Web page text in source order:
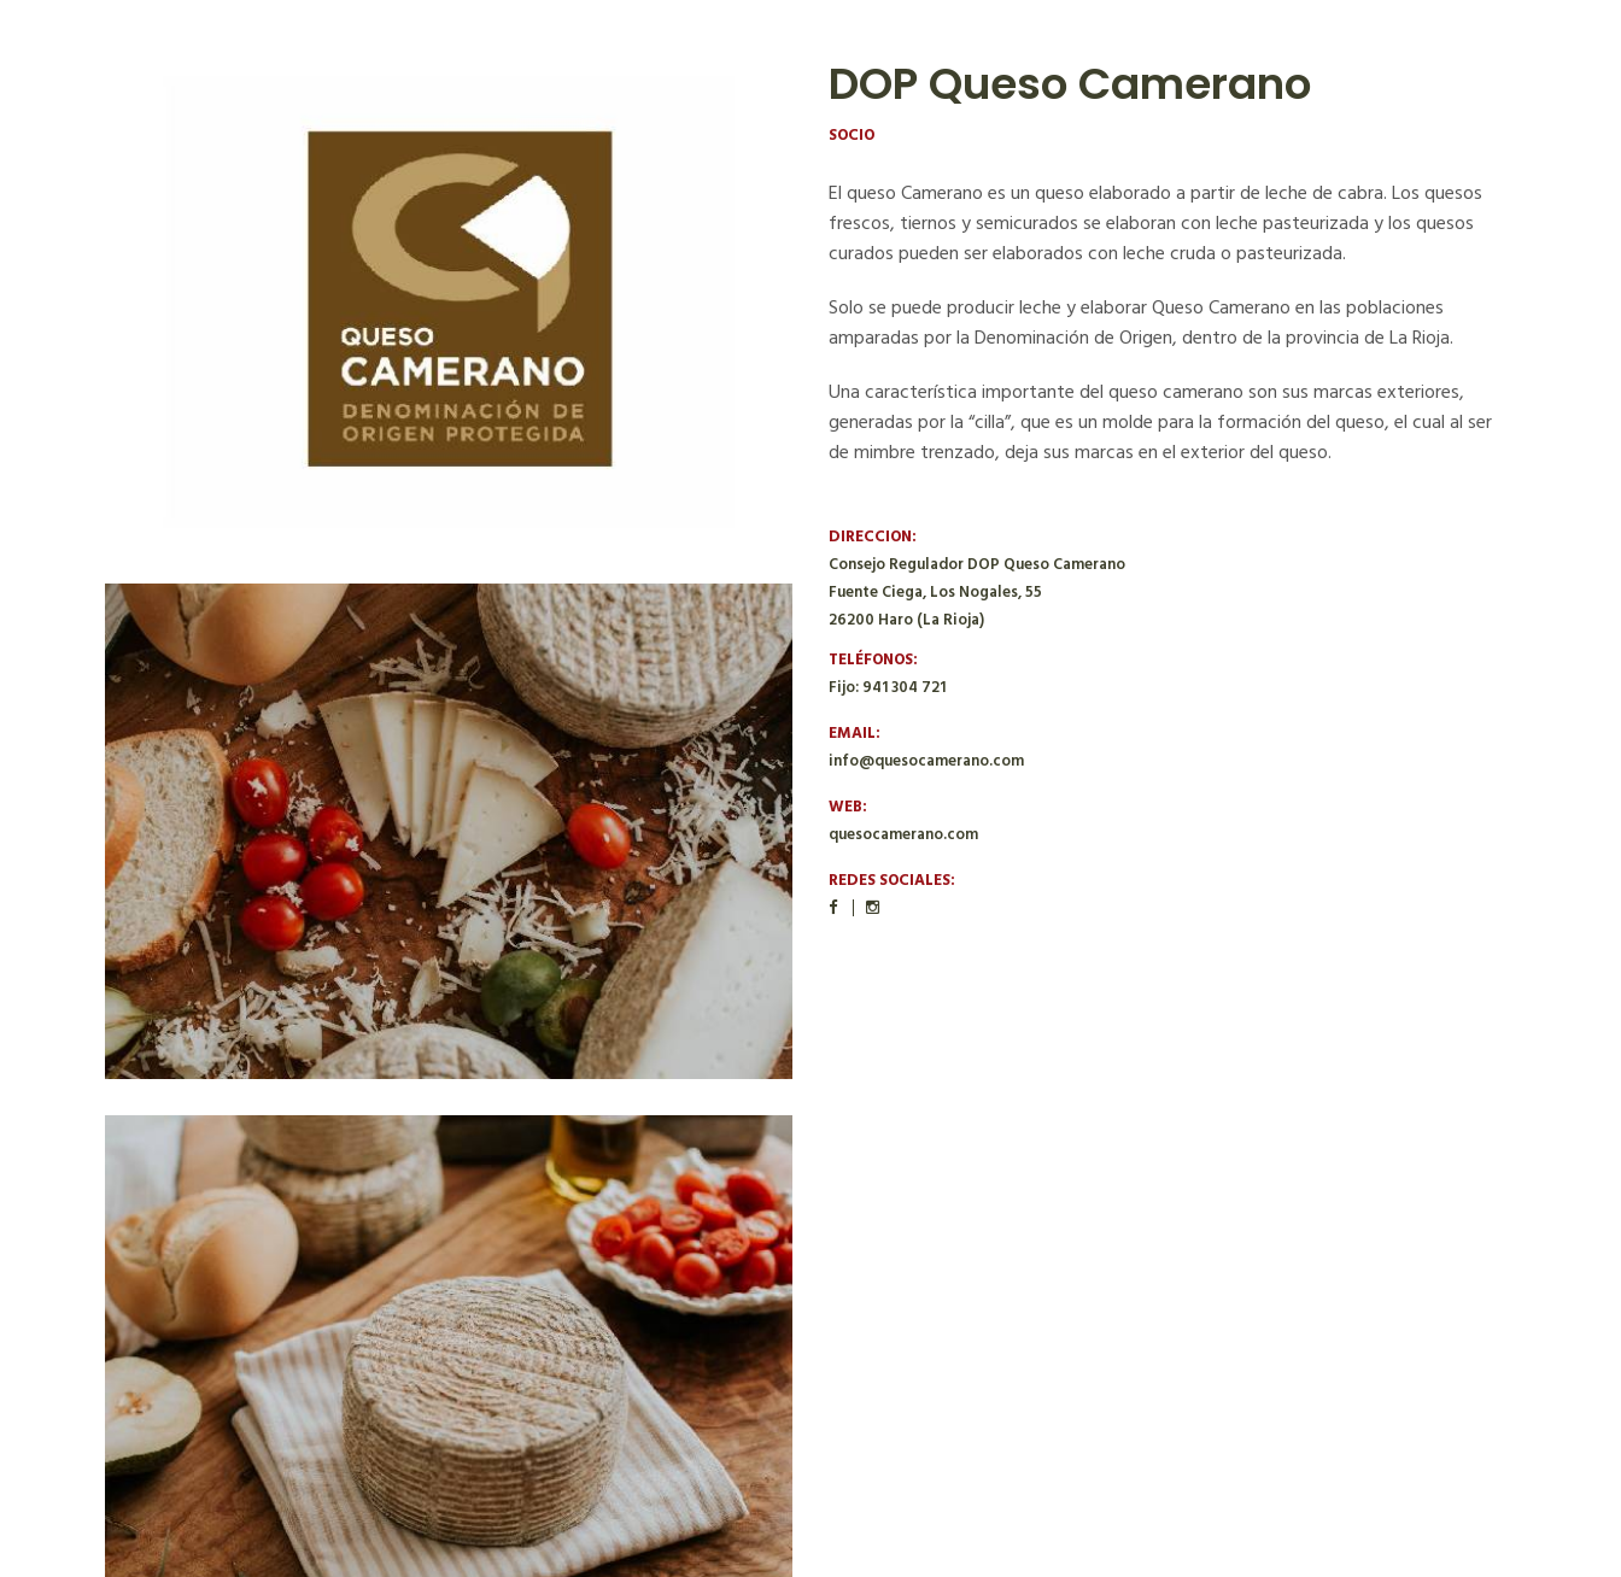
DOP Queso Camerano
SOCIO
El queso Camerano es un queso elaborado a partir de leche de cabra. Los quesos
frescos, tiernos y semicurados se elaboran con leche pasteurizada y los quesos
curados pueden ser elaborados con leche cruda o pasteurizada.
Solo se puede producir leche y elaborar Queso Camerano en las poblaciones
amparadas por la Denominación de Origen, dentro de la provincia de La Rioja.
Una característica importante del queso camerano son sus marcas exteriores,
generadas por la “cilla”, que es un molde para la formación del queso, el cual al ser
de mimbre trenzado, deja sus marcas en el exterior del queso.
DIRECCION:
Consejo Regulador DOP Queso Camerano
Fuente Ciega, Los Nogales, 55
26200 Haro (La Rioja)
TELÉFONOS:
Fijo: 941 304 721
EMAIL:
info@quesocamerano.com
WEB:
quesocamerano.com
REDES SOCIALES: